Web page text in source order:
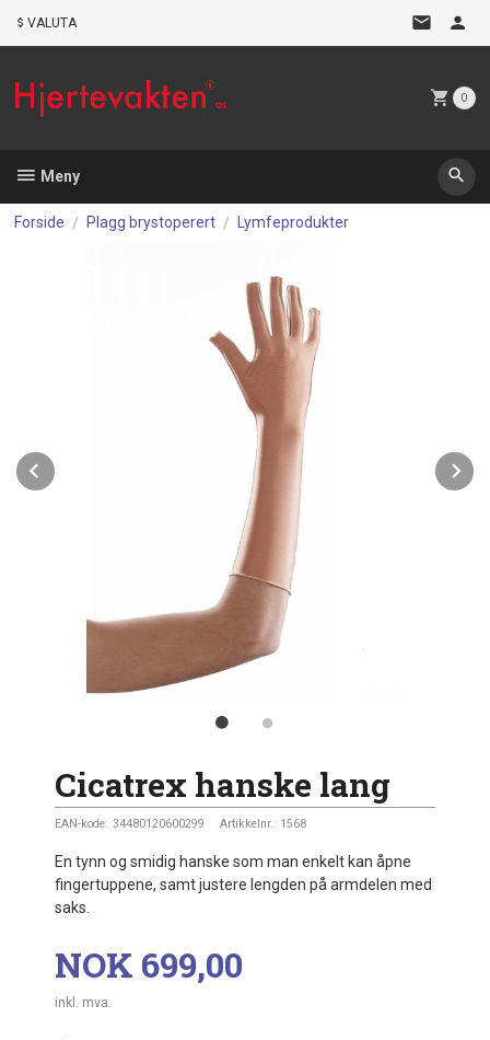
VALUTA
0
Meny
Forside Plagg brystoperert Lymfeprodukter
Prev
Cicatrex hanske lang
EAN-kode: 34480120600299 Artikkelnr.: 1568
En tynn og smidig hanske som man enkelt kan åpne
fingertuppene, samt justere lengden på armdelen med
saks.
Pris
NOK 699,00
inkl. mva.